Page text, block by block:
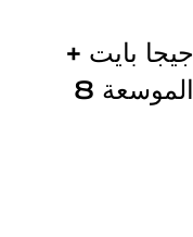
ذاكرة وصول عشوائي 8 جيجا بايت +
ذاكرة الوصول العشوائي الموسعة 8